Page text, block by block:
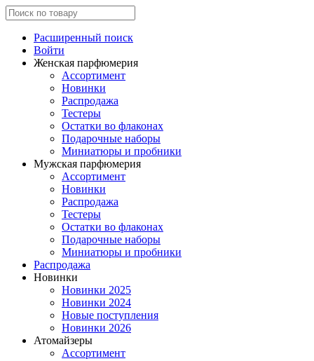
Расширенный поиск
Войти
Женская парфюмерия
Ассортимент
Новинки
Распродажа
Тестеры
Остатки во флаконах
Подарочные наборы
Миниатюры и пробники
Мужская парфюмерия
Ассортимент
Новинки
Распродажа
Тестеры
Остатки во флаконах
Подарочные наборы
Миниатюры и пробники
Распродажа
Новинки
Новинки 2025
Новинки 2024
Новые поступления
Новинки 2026
Атомайзеры
Ассортимент